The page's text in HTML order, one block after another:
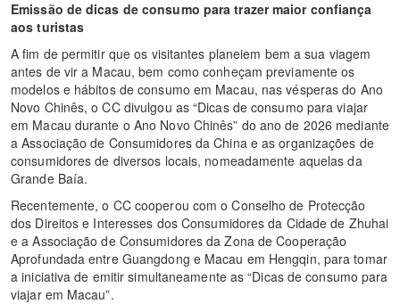
Emissão de dicas de consumo para trazer maior confiança
aos turistas
A fim de permitir que os visitantes planeiem bem a sua viagem
antes de vir a Macau, bem como conheçam previamente os
modelos e hábitos de consumo em Macau, nas vésperas do Ano
Novo Chinês, o CC divulgou as “Dicas de consumo para viajar
em Macau durante o Ano Novo Chinês” do ano de 2026 mediante
a Associação de Consumidores da China e as organizações de
consumidores de diversos locais, nomeadamente aquelas da
Grande Baía.
Recentemente, o CC cooperou com o Conselho de Protecção
dos Direitos e Interesses dos Consumidores da Cidade de Zhuhai
e a Associação de Consumidores da Zona de Cooperação
Aprofundada entre Guangdong e Macau em Hengqin, para tomar
a iniciativa de emitir simultaneamente as “Dicas de consumo para
viajar em Macau”.